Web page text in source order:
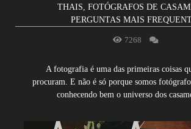
THAIS, FOTÓGRAFOS DE
PERGUNTAS MAIS
7268
A fotografia é uma das primeiras coisas
procuram. E não é só porque somos
conhecendo bem o universo dos